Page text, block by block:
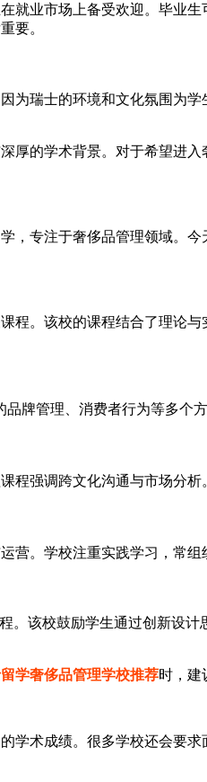
就业市场上备受欢迎。毕业
要。
为瑞士的环境和文化氛围为
厚的学术背景。对于希望进
，专注于奢侈品管理领域。
程。该校的课程结合了理论
牌管理、消费者行为等多
程强调跨文化沟通与市场分
营。学校注重实践学习，常
。该校鼓励学生通过创新设
学奢侈品管理学校推荐时，建
学术成绩。很多学校还会要